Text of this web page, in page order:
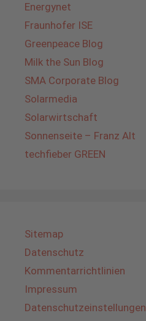
Energynet
Fraunhofer ISE
Greenpeace Blog
Milk the Sun Blog
SMA Corporate Blog
Solarmedia
Solarwirtschaft
Sonnenseite – Franz Alt
techfieber GREEN
Sitemap
Datenschutz
Kommentarrichtlinien
Impressum
Datenschutzeinstellungen